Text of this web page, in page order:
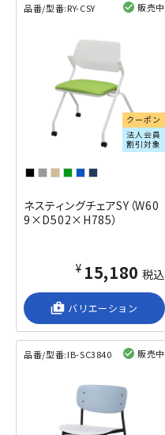
品番/型番:RY-CSY 販売中
クーポン
法人会員
割引対象
ネスティングチェアSY（W60
9×D502×H785）
¥15,180 税込
shop_2 バリエーション
品番/型番:IB-SC3840 販売中